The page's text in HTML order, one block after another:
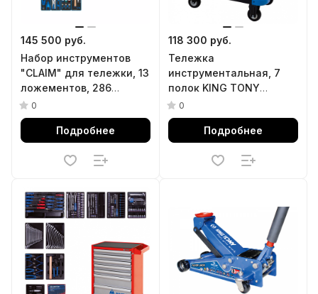
145 500 руб.
Набор инструментов
"CLAIM" для тележки, 13
ложементов, 286
предметов KING TONY
934-286MRVD
0
Подробнее
118 300 руб.
Тележка
инструментальная, 7
полок KING TONY
87G31-7B-BK
0
Подробнее